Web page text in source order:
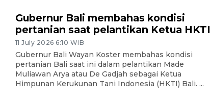
Gubernur Bali membahas kondisi
pertanian saat pelantikan Ketua HKTI
11 July 2026 6:10 WIB
Gubernur Bali Wayan Koster membahas kondisi
pertanian Bali saat ini dalam pelantikan Made
Muliawan Arya atau De Gadjah sebagai Ketua
Himpunan Kerukunan Tani Indonesia (HKTI) Bali. ...